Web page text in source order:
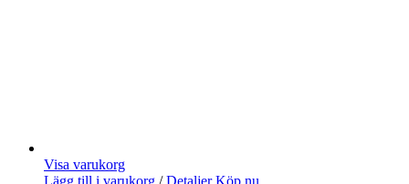
Visa varukorg
Lägg till i varukorg / Detaljer Köp nu